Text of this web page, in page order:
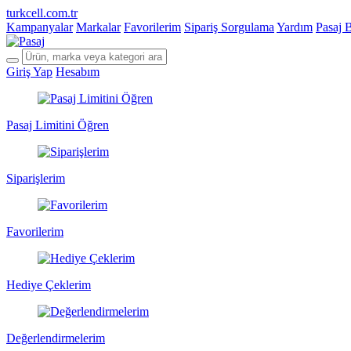
turkcell.com.tr
Kampanyalar Markalar Favorilerim Sipariş Sorgulama Yardım Pasaj
Giriş Yap Hesabım
Pasaj Limitini Öğren
Siparişlerim
Favorilerim
Hediye Çeklerim
Değerlendirmelerim